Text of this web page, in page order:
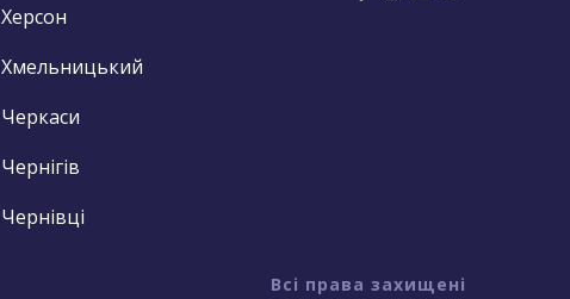
Херсон
Хмельницький
Черкаси
Чернігів
Чернівці
Всі права захищені